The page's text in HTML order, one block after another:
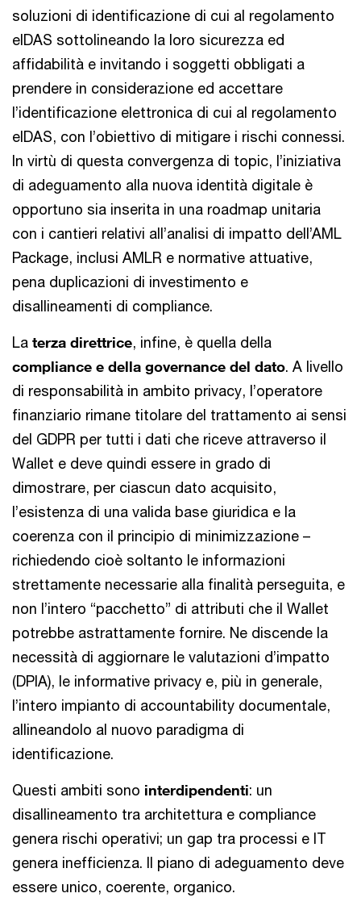
soluzioni di identificazione di cui al regolamento
eIDAS sottolineando la loro sicurezza ed
affidabilità e invitando i soggetti obbligati a
prendere in considerazione ed accettare
l’identificazione elettronica di cui al regolamento
eIDAS, con l’obiettivo di mitigare i rischi connessi.
In virtù di questa convergenza di topic, l’iniziativa
di adeguamento alla nuova identità digitale è
opportuno sia inserita in una roadmap unitaria
con i cantieri relativi all’analisi di impatto dell’AML
Package, inclusi AMLR e normative attuative,
pena duplicazioni di investimento e
disallineamenti di compliance.
La terza direttrice, infine, è quella della
compliance e della governance del dato. A livello
di responsabilità in ambito privacy, l’operatore
finanziario rimane titolare del trattamento ai sensi
del GDPR per tutti i dati che riceve attraverso il
Wallet e deve quindi essere in grado di
dimostrare, per ciascun dato acquisito,
l’esistenza di una valida base giuridica e la
coerenza con il principio di minimizzazione –
richiedendo cioè soltanto le informazioni
strettamente necessarie alla finalità perseguita, e
non l’intero “pacchetto” di attributi che il Wallet
potrebbe astrattamente fornire. Ne discende la
necessità di aggiornare le valutazioni d’impatto
(DPIA), le informative privacy e, più in generale,
l’intero impianto di accountability documentale,
allineandolo al nuovo paradigma di
identificazione.
Questi ambiti sono interdipendenti: un
disallineamento tra architettura e compliance
genera rischi operativi; un gap tra processi e IT
genera inefficienza. Il piano di adeguamento deve
essere unico, coerente, organico.